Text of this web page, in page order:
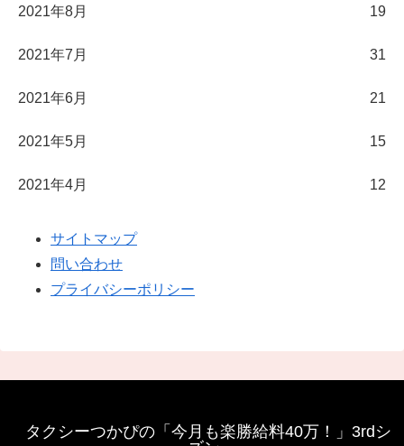
2021年8月 19
2021年7月 31
2021年6月 21
2021年5月 15
2021年4月 12
サイトマップ
問い合わせ
プライバシーポリシー
タクシーつかぴの「今月も楽勝給料40万！」3rdシ